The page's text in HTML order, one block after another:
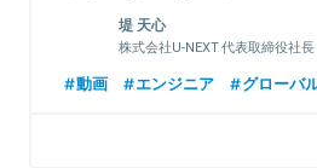
堤 天心
株式会社U-NEXT 代表取締役社長
動画 エンジニア グローバ